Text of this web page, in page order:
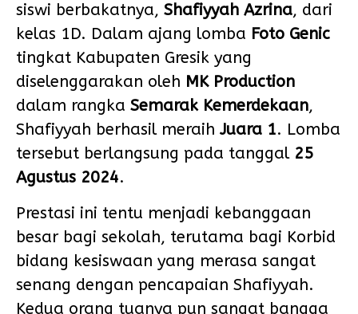
siswi berbakatnya, Shafiyyah Azrina, dari
kelas 1D. Dalam ajang lomba Foto Genic
tingkat Kabupaten Gresik yang
diselenggarakan oleh MK Production
dalam rangka Semarak Kemerdekaan,
Shafiyyah berhasil meraih Juara 1. Lomba
tersebut berlangsung pada tanggal 25
Agustus 2024.
Prestasi ini tentu menjadi kebanggaan
besar bagi sekolah, terutama bagi Korbid
bidang kesiswaan yang merasa sangat
senang dengan pencapaian Shafiyyah.
Kedua orang tuanya pun sangat bangga